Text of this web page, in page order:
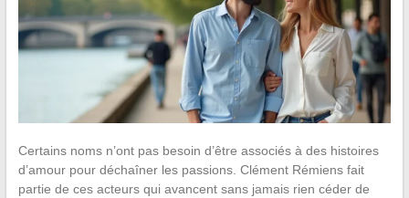
Certains noms n’ont pas besoin d’être associés à des histoires
d’amour pour déchaîner les passions. Clément Rémiens fait
partie de ces acteurs qui avancent sans jamais rien céder de